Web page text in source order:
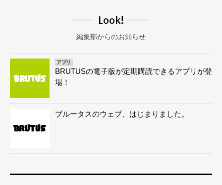
Look!
編集部からのお知らせ
アプリ
BRUTUSの電子版が定期購読できるアプリが登
場！
ブルータスのウェブ、はじまりました。